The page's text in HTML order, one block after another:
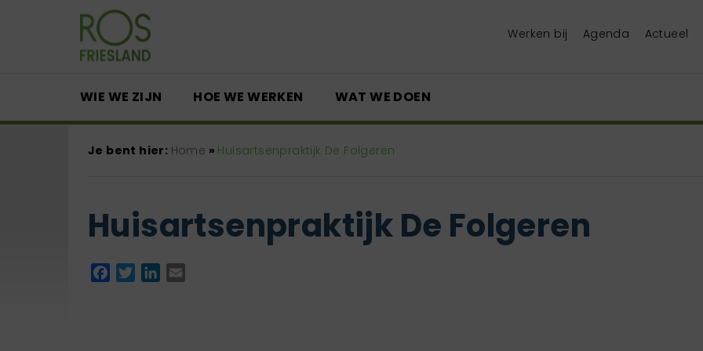
Werken bij Agenda Actueel
WIE WE ZIJN HOE WE WERKEN WAT WE DOEN
Je bent hier: Home » Huisartsenpraktijk De Folgeren
Huisartsenpraktijk De Folgeren
Facebook
TwitterLinkedIn